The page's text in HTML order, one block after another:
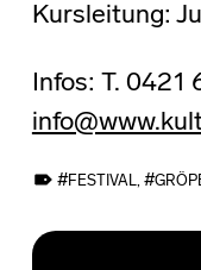
Kursleitung:
Infos: T. 0421
FESTIVAL,
Skip back to main navigation